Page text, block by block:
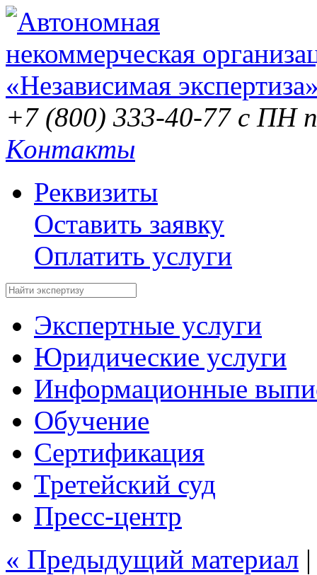
+7 (800) 333-40-77 с ПН
Контакты
Реквизиты
Оставить заявку
Оплатить услуги
Экспертные услуги
Юридические услуги
Информационные
Обучение
Сертификация
Третейский суд
Пресс-центр
« Предыдущий материал